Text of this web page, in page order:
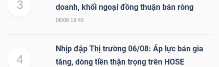
3
doanh, khối ngoại đồng thuận bán ròng
06/08 19:40
4
Nhịp đập Thị trường 06/08: Áp lực bán gia
tăng, dòng tiền thận trọng trên HOSE